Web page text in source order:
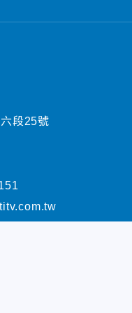
段25號